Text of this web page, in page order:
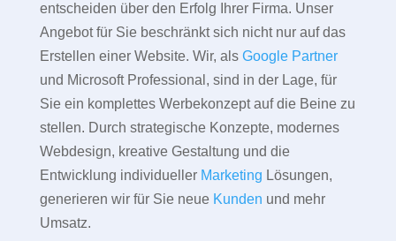
entscheiden über den Erfolg Ihrer Firma. Unser
Angebot für Sie beschränkt sich nicht nur auf das
Erstellen einer Website. Wir, als Google Partner
und Microsoft Professional, sind in der Lage, für
Sie ein komplettes Werbekonzept auf die Beine zu
stellen. Durch strategische Konzepte, modernes
Webdesign, kreative Gestaltung und die
Entwicklung individueller Marketing Lösungen,
generieren wir für Sie neue Kunden und mehr
Umsatz.